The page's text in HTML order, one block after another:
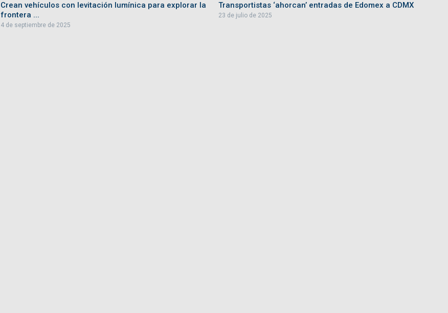
Crean vehículos con levitación lumínica para explorar la
frontera ...
4 de septiembre de 2025
Transportistas ‘ahorcan’ entradas de Edomex a CDMX
23 de julio de 2025